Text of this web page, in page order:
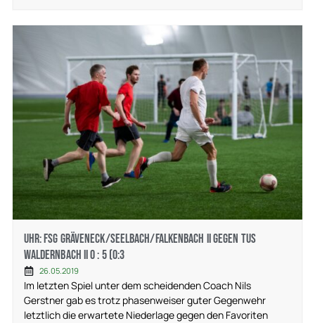
Uhr: FSG Gräveneck/Seelbach/Falkenbach II gegen TuS
Waldernbach II 0 : 5 (0:3
26.05.2019
Im letzten Spiel unter dem scheidenden Coach Nils
Gerstner gab es trotz phasenweiser guter Gegenwehr
letztlich die erwartete Niederlage gegen den Favoriten